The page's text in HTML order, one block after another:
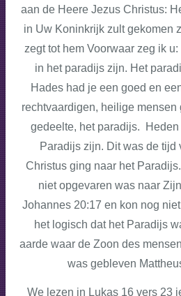
aan de Heere Jezus Christus:
in Uw Koninkrijk zult gekomen
zegt tot hem Voorwaar zeg ik
in het paradijs zijn. Het
Hades had je een goed en
rechtvaardigen, heilige
gedeelte, het paradijs.
Paradijs zijn. Dit was de tijd
Christus ging naar het
niet opgevaren was naar
Johannes 20:17 en kon nog
het logisch dat het Paradijs
aarde waar de Zoon des
was gebleven
We lezen in Lukas 16 vers 23